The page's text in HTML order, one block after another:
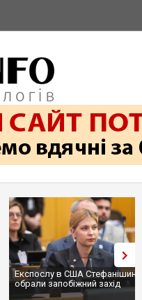
Експослу в США
обрали запобіжний захід